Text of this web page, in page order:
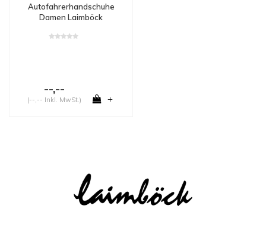
Autofahrerhandschuhe
Damen Laimböck
--,--
(--,-- Inkl. MwSt.) +